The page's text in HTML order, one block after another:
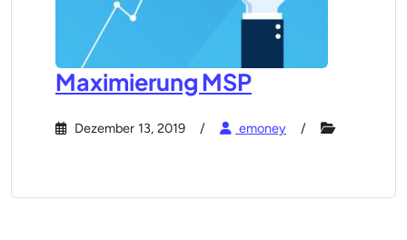
Maximierung MSP
Dezember 13, 2019 emoney